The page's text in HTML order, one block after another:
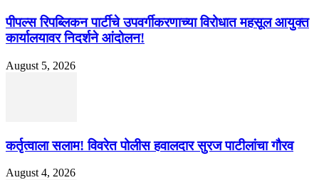
पीपल्स रिपब्लिकन पार्टीचे उपवर्गीकरणाच्या विरोधात महसूल आयुक्त
कार्यालयावर निदर्शने आंदोलन!
August 5, 2026
कर्तृत्वाला सलाम! विवरेत पोलीस हवालदार सुरज पाटीलांचा गौरव
August 4, 2026